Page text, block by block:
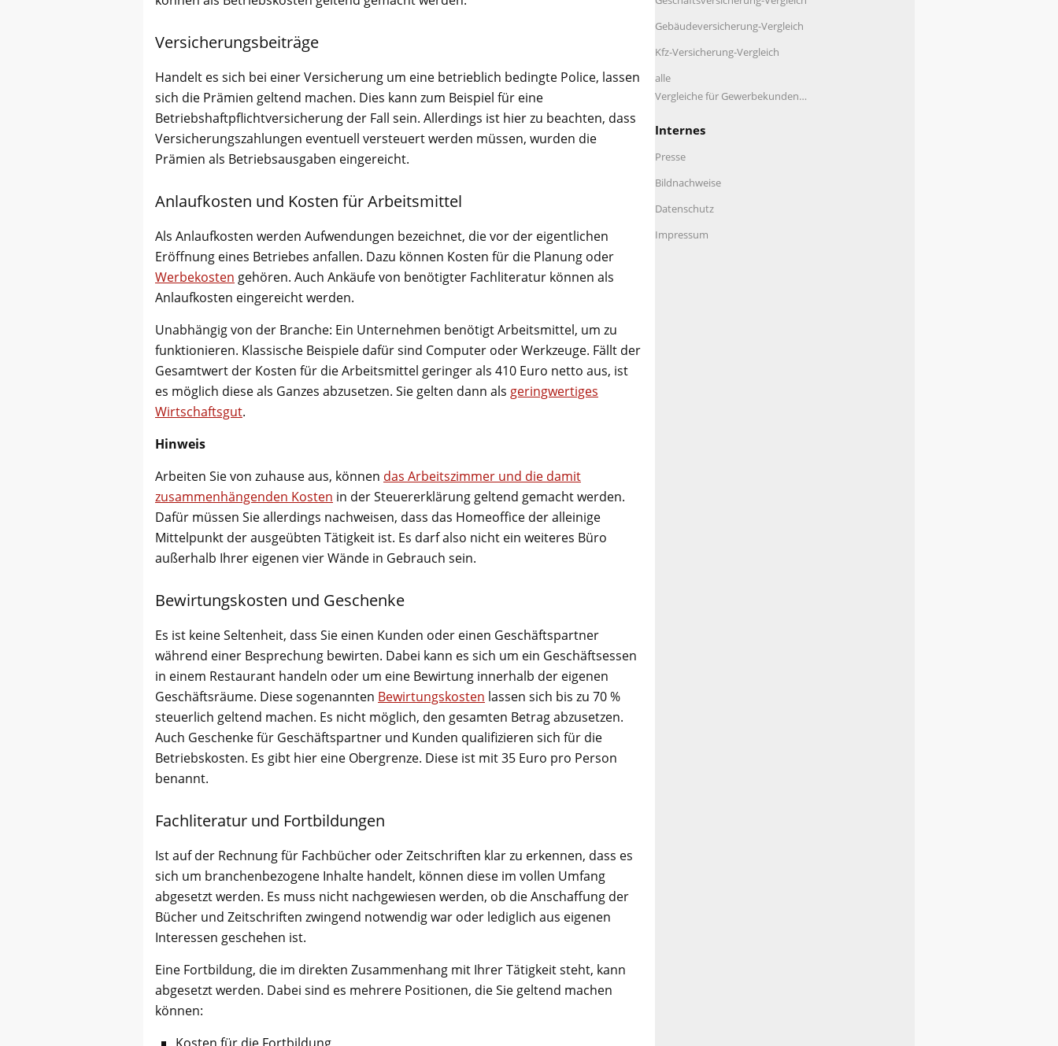
Versicherungsbeiträge
Handelt es sich bei einer Versicherung um eine betrieblich bedingte Police, lassen
sich die Prämien geltend machen. Dies kann zum Beispiel für eine
Betriebshaftpflichtversicherung der Fall sein. Allerdings ist hier zu beachten, dass
Versicherungszahlungen eventuell versteuert werden müssen, wurden die
Prämien als Betriebsausgaben eingereicht.
Anlaufkosten und Kosten für Arbeitsmittel
Als Anlaufkosten werden Aufwendungen bezeichnet, die vor der eigentlichen
Eröffnung eines Betriebes anfallen. Dazu können Kosten für die Planung oder
Werbekosten gehören. Auch Ankäufe von benötigter Fachliteratur können als
Anlaufkosten eingereicht werden.
Unabhängig von der Branche: Ein Unternehmen benötigt Arbeitsmittel, um zu
funktionieren. Klassische Beispiele dafür sind Computer oder Werkzeuge. Fällt der
Gesamtwert der Kosten für die Arbeitsmittel geringer als 410 Euro netto aus, ist
es möglich diese als Ganzes abzusetzen. Sie gelten dann als geringwertiges
Wirtschaftsgut.
Hinweis
Arbeiten Sie von zuhause aus, können das Arbeitszimmer und die damit
zusammenhängenden Kosten in der Steuererklärung geltend gemacht werden.
Dafür müssen Sie allerdings nachweisen, dass das Homeoffice der alleinige
Mittelpunkt der ausgeübten Tätigkeit ist. Es darf also nicht ein weiteres Büro
außerhalb Ihrer eigenen vier Wände in Gebrauch sein.
Bewirtungskosten und Geschenke
Es ist keine Seltenheit, dass Sie einen Kunden oder einen Geschäftspartner
während einer Besprechung bewirten. Dabei kann es sich um ein Geschäftsessen
in einem Restaurant handeln oder um eine Bewirtung innerhalb der eigenen
Geschäftsräume. Diese sogenannten Bewirtungskosten lassen sich bis zu 70 %
steuerlich geltend machen. Es nicht möglich, den gesamten Betrag abzusetzen.
Auch Geschenke für Geschäftspartner und Kunden qualifizieren sich für die
Betriebskosten. Es gibt hier eine Obergrenze. Diese ist mit 35 Euro pro Person
benannt.
Fachliteratur und Fortbildungen
Ist auf der Rechnung für Fachbücher oder Zeitschriften klar zu erkennen, dass es
sich um branchenbezogene Inhalte handelt, können diese im vollen Umfang
abgesetzt werden. Es muss nicht nachgewiesen werden, ob die Anschaffung der
Bücher und Zeitschriften zwingend notwendig war oder lediglich aus eigenen
Interessen geschehen ist.
Eine Fortbildung, die im direkten Zusammenhang mit Ihrer Tätigkeit steht, kann
abgesetzt werden. Dabei sind es mehrere Positionen, die Sie geltend machen
können:
Gebäudeversicherung-Vergleich
Kfz-Versicherung-Vergleich
alle
Vergleiche für Gewerbekunden…
Internes
Presse
Bildnachweise
Datenschutz
Impressum